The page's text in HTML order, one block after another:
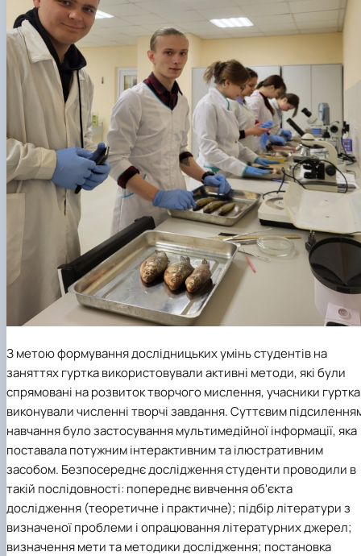
З метою формування дослідницьких умінь студентів на
заняттях гуртка використовували активні методи, які були
спрямовані на розвиток творчого мислення, учасники гуртка
виконували численні творчі завдання. Суттєвим
навчання було застосування мультимедійної інформації, яка
поставала потужним інтерактивним та ілюстративним
засобом. Безпосереднє дослідження студенти проводили в
такій послідовності: попереднє вивчення об'єкта
дослідження (теоретичне і практичне); підбір літератури з
визначеної проблеми і опрацювання літературних джерел;
визначення мети та методики дослідження; постановка